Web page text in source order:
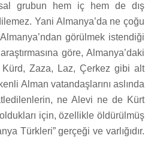
grubun hem iç hem de dış
Yani Almanya’da ne çoğu
görülmek istendiği
göre, Almanya’daki
Zaza, Laz, Çerkez gibi alt
Alman vatandaşlarını aslında
ne Alevi ne de Kürt
için, özellikle öldürülmüş
Türkleri” gerçeği ve varlığıdır.